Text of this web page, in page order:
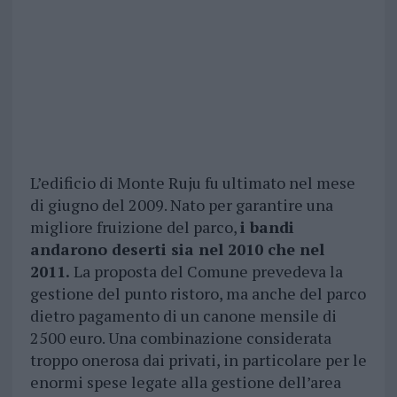
L’edificio di Monte Ruju fu ultimato nel mese
di giugno del 2009. Nato per garantire una
migliore fruizione del parco,i bandi
andarono deserti sia nel 2010 che nel
2011. La proposta del Comune prevedeva la
gestione del punto ristoro, ma anche del parco
dietro pagamento di un canone mensile di
2500 euro. Una combinazione considerata
troppo onerosa dai privati, in particolare per le
enormi spese legate alla gestione dell’area